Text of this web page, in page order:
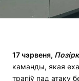
17 чэрвеня, Позірк
каманды, якая
трапіў пад атаку